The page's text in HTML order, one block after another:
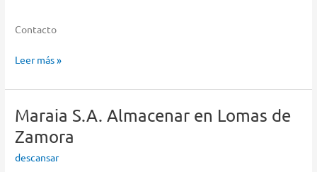
Contacto
Marchioni
José
Almacenar
en
Lomas
Leer más »
Maraia S.A. Almacenar en Lomas de
Zamora
descansar